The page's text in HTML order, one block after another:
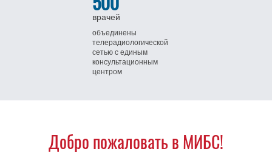
врачей
объединены
телерадиологической
сетью с единым
консультационным
центром
Добро пожаловать в МИБС!